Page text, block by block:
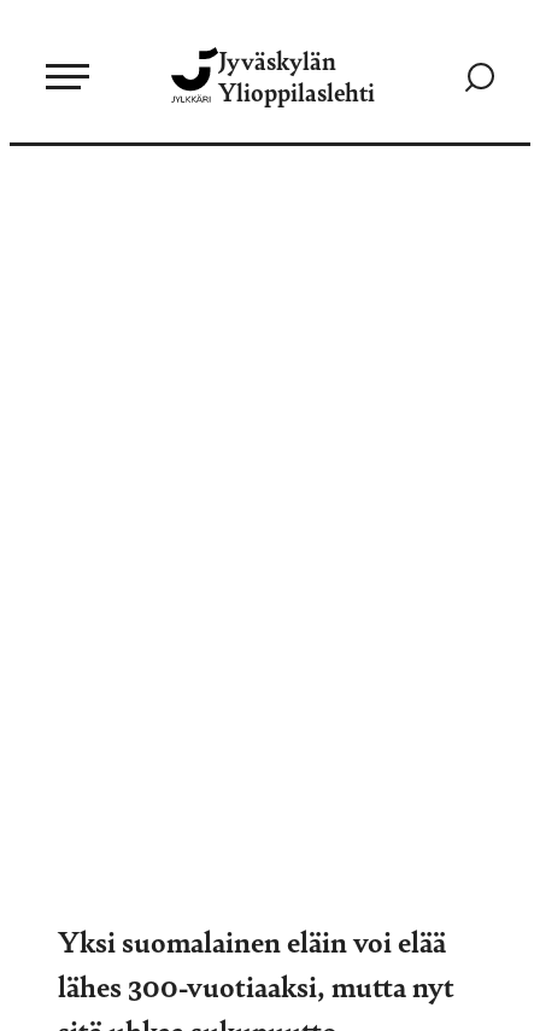
sisältöön
Jyväskylän
Ylioppilaslehti
Siirry
Yksi suomalainen eläin voi elää
lähes 300-vuotiaaksi, mutta nyt